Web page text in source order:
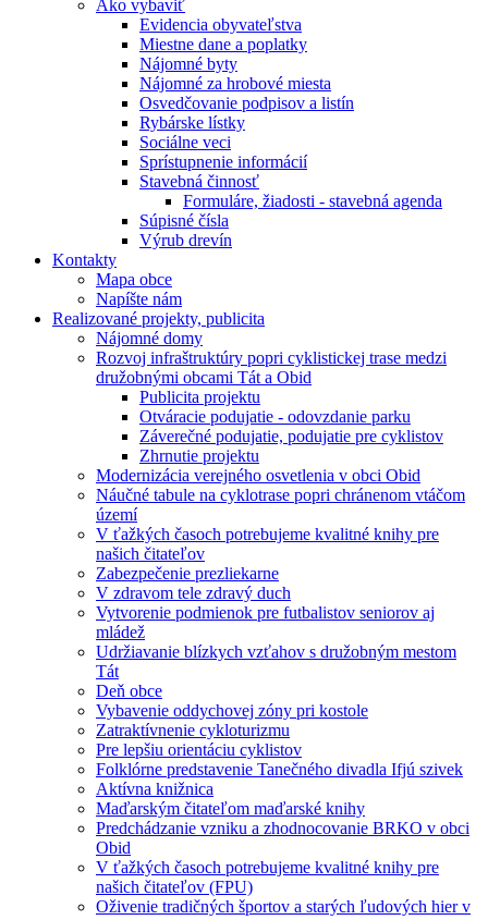
Ako vybaviť
Evidencia obyvateľstva
Miestne dane a poplatky
Nájomné byty
Nájomné za hrobové miesta
Osvedčovanie podpisov a listín
Rybárske lístky
Sociálne veci
Sprístupnenie informácií
Stavebná činnosť
Formuláre, žiadosti - stavebná agenda
Súpisné čísla
Výrub drevín
Kontakty
Mapa obce
Napíšte nám
Realizované projekty, publicita
Nájomné domy
Rozvoj infraštruktúry popri cyklistickej trase medzi
družobnými obcami Tát a Obid
Publicita projektu
Otváracie podujatie - odovzdanie parku
Záverečné podujatie, podujatie pre cyklistov
Zhrnutie projektu
Modernizácia verejného osvetlenia v obci Obid
Náučné tabule na cyklotrase popri chránenom vtáčom
území
V ťažkých časoch potrebujeme kvalitné knihy pre
našich čitateľov
Zabezpečenie prezliekarne
V zdravom tele zdravý duch
Vytvorenie podmienok pre futbalistov seniorov aj
mládež
Udržiavanie blízkych vzťahov s družobným mestom
Tát
Deň obce
Vybavenie oddychovej zóny pri kostole
Zatraktívnenie cykloturizmu
Pre lepšiu orientáciu cyklistov
Folklórne predstavenie Tanečného divadla Ifjú szivek
Aktívna knižnica
Maďarským čitateľom maďarské knihy
Predchádzanie vzniku a zhodnocovanie BRKO v obci
Obid
V ťažkých časoch potrebujeme kvalitné knihy pre
našich čitateľov (FPU)
Oživenie tradičných športov a starých ľudových hier v